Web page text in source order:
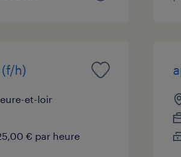
h)
et-loir
€ par heure